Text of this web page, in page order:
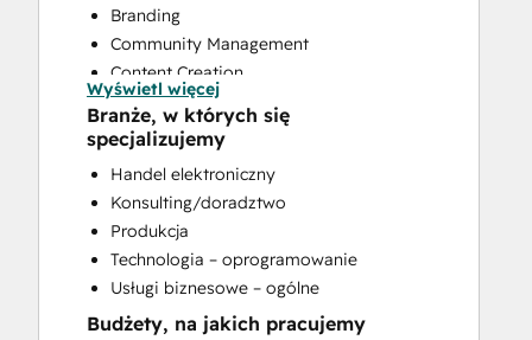
Branding
Community Management
Content Creation
Conversational Marketing
CRM Implementation
CRM Migration
Custom API Integrations
Customer Marketing
Customer Success Training
Customer Support Training
Customer Survey and Analysis
Email Marketing
Wyświetl więcej
Branże, w których się
specjalizujemy
Handel elektroniczny
Konsulting/doradztwo
Produkcja
Technologia – oprogramowanie
Usługi biznesowe – ogólne
Budżety, na jakich pracujemy